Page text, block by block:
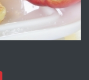
преди 2 дни
под наем в кв.